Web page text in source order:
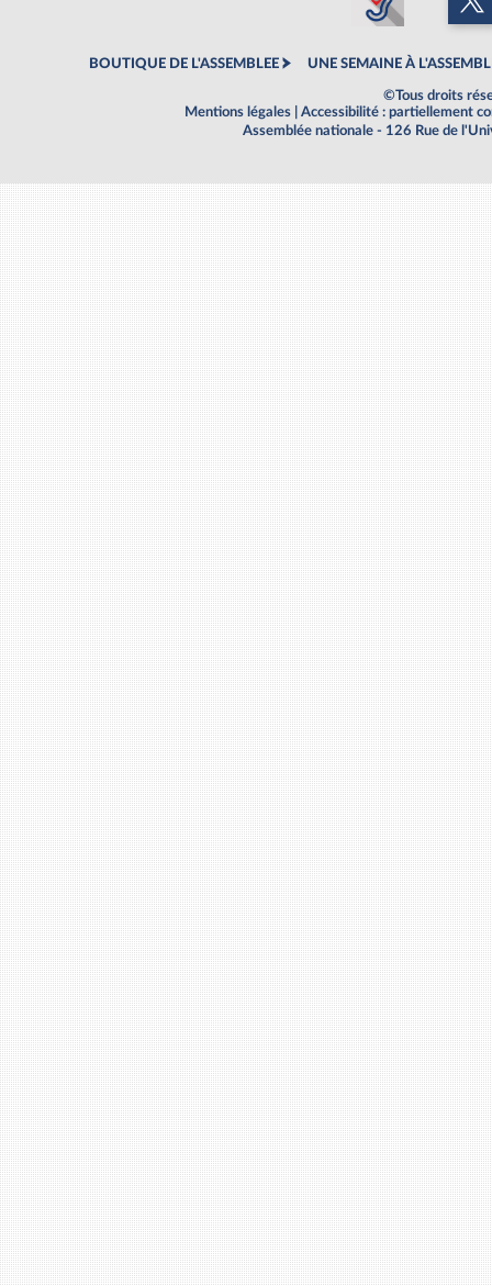
BOUTIQUE DE L'ASSEMBLEE UNE SEMAINE À
©Tous droits
Mentions légales
Accessibilité : partiellement
Assemblée nationale - 126 Rue de